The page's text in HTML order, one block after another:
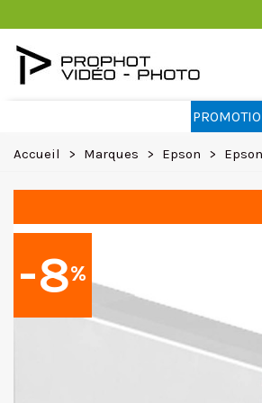
Accueil > Marques > Epson >
-8%